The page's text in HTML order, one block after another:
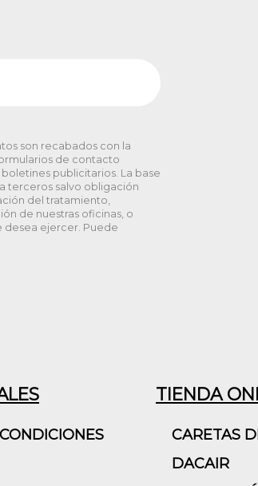
son recabados con la
de contacto
publicitarios. La base
terceros salvo obligación
del tratamiento,
de nuestras oficinas, o
ejercer. Puede
TIENDA
CARETAS
DACAIR